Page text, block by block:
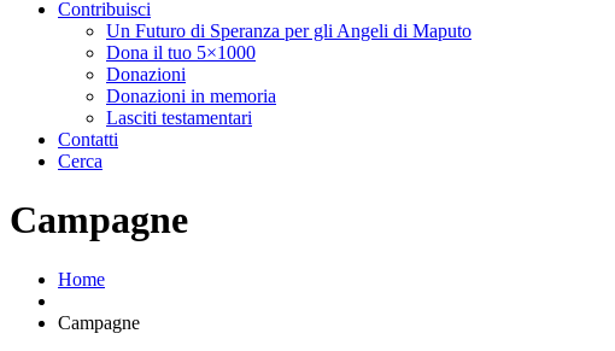
Contribuisci
Un Futuro di Speranza per gli Angeli di Maputo
Dona il tuo 5×1000
Donazioni
Donazioni in memoria
Lasciti testamentari
Contatti
Cerca
Campagne
Home
Campagne